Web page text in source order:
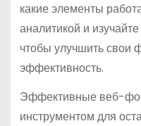
какие элементы
аналитикой и
чтобы улучшить свои
эффективность.
Эффективные веб-
инструментом для